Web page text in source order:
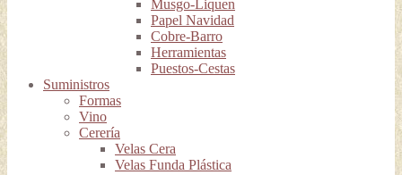
Musgo-Liquen
Papel Navidad
Cobre-Barro
Herramientas
Puestos-Cestas
Suministros
Formas
Vino
Cerería
Velas Cera
Velas Funda Plástica